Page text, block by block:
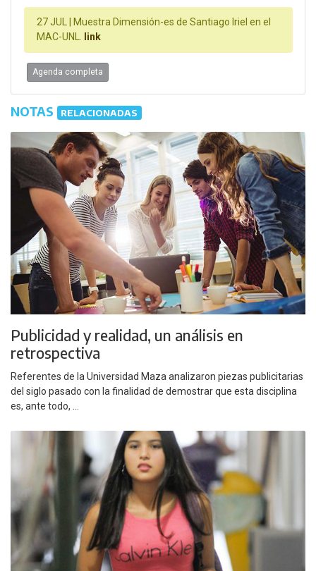
27 JUL |
Muestra Dimensión-es de Santiago Iriel en el
MAC-UNL. link
Agenda completa
NOTAS RELACIONADAS
Publicidad y realidad, un análisis en
retrospectiva
Referentes de la Universidad Maza analizaron piezas publicitarias
del siglo pasado con la finalidad de demostrar que esta disciplina
es, ante todo, ...